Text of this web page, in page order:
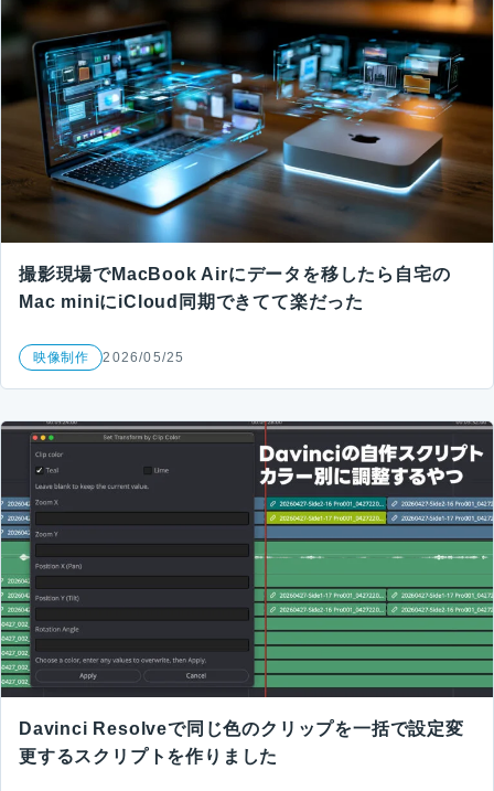
撮影現場でMacBook Airにデータを移したら自宅の
Mac miniにiCloud同期できてて楽だった
映像制作 2026/05/25
Davinci Resolveで同じ色のクリップを一括で設定変
更するスクリプトを作りました